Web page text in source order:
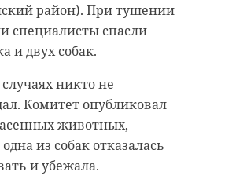
район). При тушении
специалисты спасли
и двух собак.
никто не
Комитет опубликовал
животных,
из собак отказалась
и убежала.